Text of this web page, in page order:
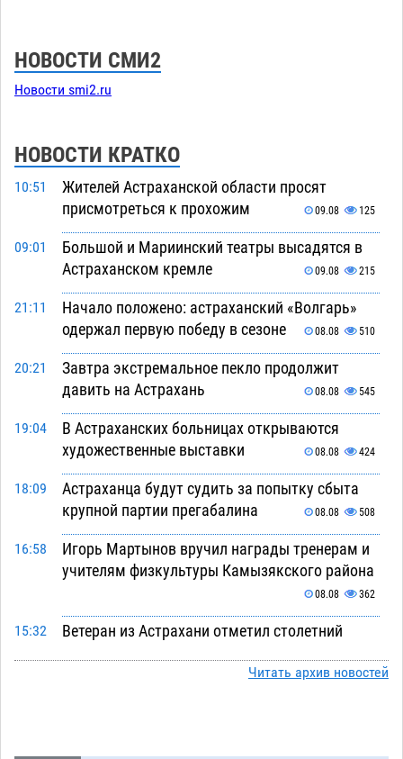
НОВОСТИ СМИ2
Новости smi2.ru
НОВОСТИ КРАТКО
10:51
Жителей Астраханской области просят
присмотреться к прохожим
09.08 125
09:01
Большой и Мариинский театры высадятся в
Астраханском кремле
09.08 215
21:11
Начало положено: астраханский «Волгарь»
одержал первую победу в сезоне
08.08 510
20:21
Завтра экстремальное пекло продолжит
давить на Астрахань
08.08 545
19:04
В Астраханских больницах открываются
художественные выставки
08.08 424
18:09
Астраханца будут судить за попытку сбыта
крупной партии прегабалина
08.08 508
16:58
Игорь Мартынов вручил награды тренерам и
учителям физкультуры Камызякского района
08.08 362
15:32
Ветеран из Астрахани отметил столетний
Читать архив новостей